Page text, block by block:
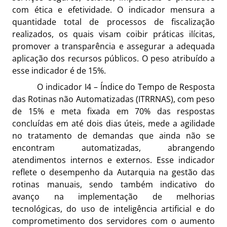
com ética e efetividade. O indicador mensura a
quantidade total de processos de fiscalização
realizados, os quais visam coibir práticas ilícitas,
promover a transparência e assegurar a adequada
aplicação dos recursos públicos. O peso atribuído a
esse indicador é de 15%.
O indicador I4 – Índice do Tempo de Resposta
das Rotinas não Automatizadas (ITRRNAS), com peso
de 15% e meta fixada em 70% das respostas
concluídas em até dois dias úteis, mede a agilidade
no tratamento de demandas que ainda não se
encontram automatizadas, abrangendo
atendimentos internos e externos. Esse indicador
reflete o desempenho da Autarquia na gestão das
rotinas manuais, sendo também indicativo do
avanço na implementação de melhorias
tecnológicas, do uso de inteligência artificial e do
comprometimento dos servidores com o aumento